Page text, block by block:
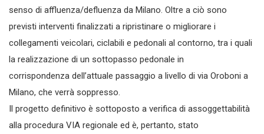
senso di affluenza/defluenza da Milano. Oltre a ciò sono
previsti interventi finalizzati a ripristinare o migliorare i
collegamenti veicolari, ciclabili e pedonali al contorno, tra i quali
la realizzazione di un sottopasso pedonale in
corrispondenza dell’attuale passaggio a livello di via Oroboni a
Milano, che verrà soppresso.
Il progetto definitivo è sottoposto a verifica di assoggettabilità
alla procedura VIA regionale ed è, pertanto, stato